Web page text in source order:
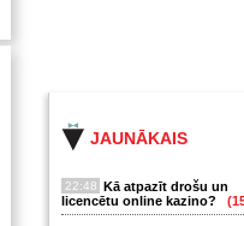
JAUNĀKAIS
22:48 Kā atpazīt drošu un
licencētu online kazino?